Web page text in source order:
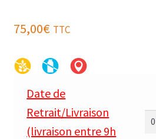
75,00€ TTC
Date de
Retrait/Livraison
(livraison entre 9h